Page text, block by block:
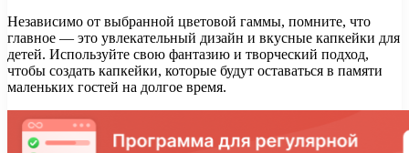
Независимо от выбранной цветовой гаммы, помните, что
главное — это увлекательный дизайн и вкусные капкейки для
детей. Используйте свою фантазию и творческий подход,
чтобы создать капкейки, которые будут оставаться в памяти
маленьких гостей на долгое время.